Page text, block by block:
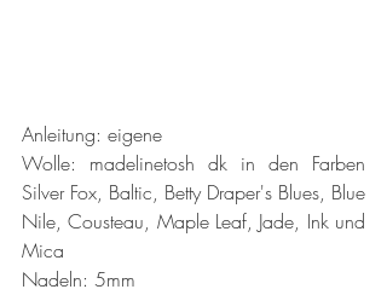
Anleitung: eigene
Wolle: madelinetosh dk in den Farben
Silver Fox, Baltic, Betty Draper's Blues, Blue
Nile, Cousteau, Maple Leaf, Jade, Ink und
Mica
Nadeln: 5mm